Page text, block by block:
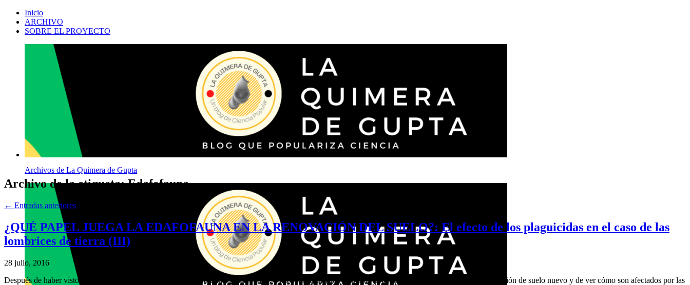
Inicio
ARCHIVO
SOBRE EL PROYECTO
Archivos de La Quimera de Gupta
Archivo de la etiqueta:Edafofauna
← Entradas anteriores
¿QUÉ PAPEL JUEGA LA EDAFOFAUNA EN LA RENOVACIÓN DEL SUELO?: El efecto de los plaguicidas en el caso de las
lombrices de tierra (III)
28 julio, 2016
Después de haber visto cómo los himenópteros sociales (nos referimos, sobre todo, a las hormigas) y los isópteros (o termitas) pueden contribuir a la formación de suelo nuevo y de ver cómo son afectados por las